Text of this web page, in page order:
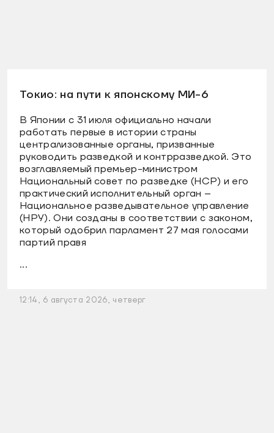
Токио: на пути к японскому МИ-6
В Японии с 31 июля официально начали
работать первые в истории страны
централизованные органы, призванные
руководить разведкой и контрразведкой. Это
возглавляемый премьер-министром
Национальный совет по разведке (НСР) и его
практический исполнительный орган –
Национальное разведывательное управление
(НРУ). Они созданы в соответствии с законом,
который одобрил парламент 27 мая голосами
партий правя
...
12:14, 6 августа 2026, четверг